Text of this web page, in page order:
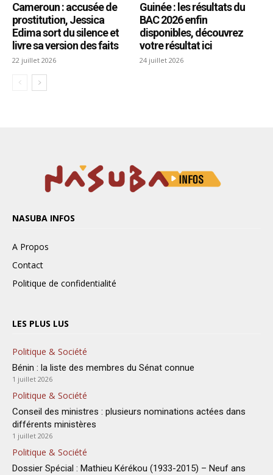
NASUBA INFOS
A Propos
Contact
Politique de confidentialité
LES PLUS LUS
Politique & Société
Bénin : la liste des membres du Sénat connue
1 juillet 2026
Politique & Société
Conseil des ministres : plusieurs nominations actées dans
différents ministères
1 juillet 2026
Politique & Société
Dossier Spécial : Mathieu Kérékou (1933-2015) – Neuf ans